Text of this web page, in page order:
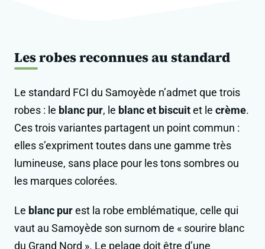
Les robes reconnues au standard
Le standard FCI du Samoyède n’admet que trois
robes : le blanc pur, le blanc et biscuitet le crème.
Ces trois variantes partagent un point commun :
elles s’expriment toutes dans une gamme très
lumineuse, sans place pour les tons sombres ou
les marques colorées.
Le blanc purest la robe emblématique, celle qui
vaut au Samoyède son surnom de « sourire blanc
du Grand Nord ». Le pelage doit être d’une